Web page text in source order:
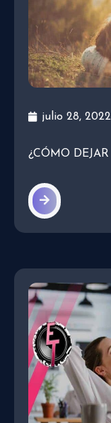
julio 28, 2022
¿CÓMO